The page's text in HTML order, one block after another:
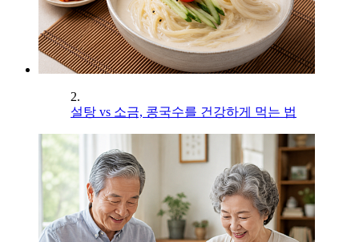
2.
설탕 vs 소금, 콩국수를 건강하게 먹는 법